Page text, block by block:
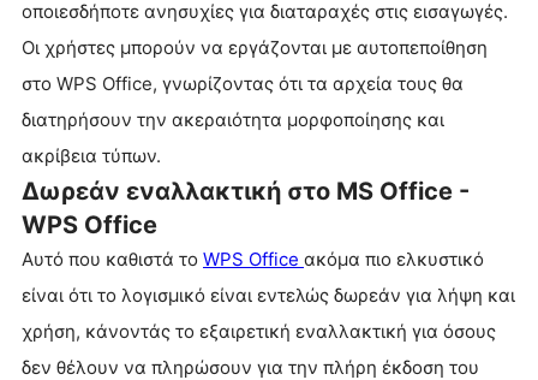
οποιεσδήποτε ανησυχίες για διαταραχές στις εισαγωγές.
Οι χρήστες μπορούν να εργάζονται με αυτοπεποίθηση
στο WPS Office, γνωρίζοντας ότι τα αρχεία τους θα
διατηρήσουν την ακεραιότητα μορφοποίησης και
ακρίβεια τύπων.
Δωρεάν εναλλακτική στο MS Office -
WPS Office
Αυτό που καθιστά το WPS Office ακόμα πιο ελκυστικό
είναι ότι το λογισμικό είναι εντελώς δωρεάν για λήψη και
χρήση, κάνοντάς το εξαιρετική εναλλακτική για όσους
δεν θέλουν να πληρώσουν για την πλήρη έκδοση του